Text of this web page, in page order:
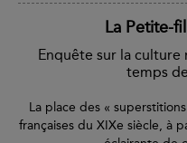
La Petite-
Enquête sur la culture
temps
La place des «
françaises du XIXe siècle, à